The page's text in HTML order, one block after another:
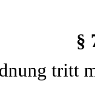
§
tritt